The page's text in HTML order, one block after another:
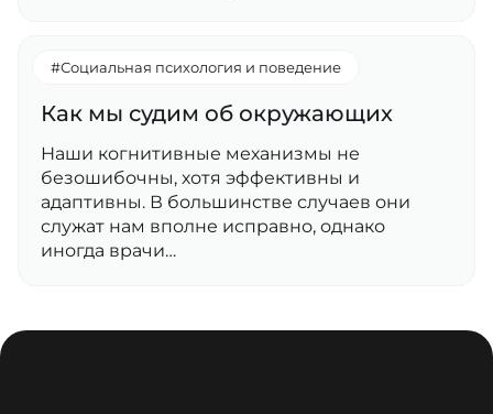
#Социальная психология и поведение
Как мы судим об окружающих
Наши когнитивные механизмы не
безошибочны, хотя эффективны и
адаптивны. В большинстве случаев они
служат нам вполне исправно, однако
иногда врачи…